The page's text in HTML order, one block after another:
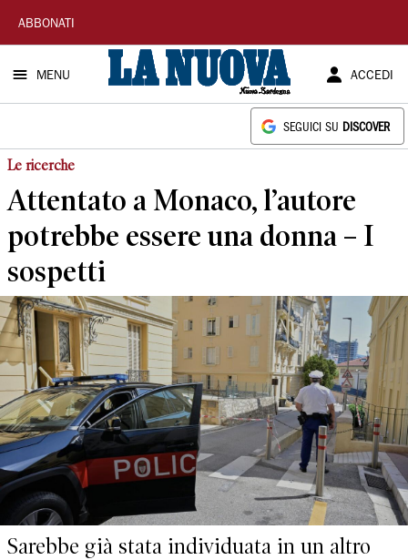
La
Nuova
Sardegna
ABBONATI
MENU ACCEDI
SEGUICI SU DISCOVER
Le ricerche
Attentato a Monaco, l’autore
potrebbe essere una donna – I
sospetti
Sarebbe già stata individuata in un altro